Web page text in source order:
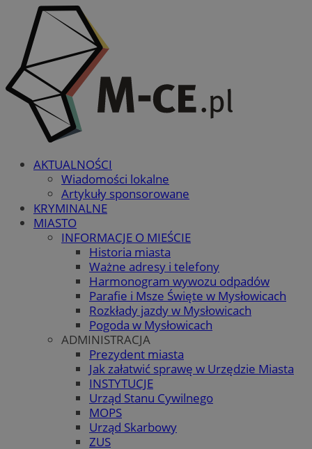
AKTUALNOŚCI
Wiadomości lokalne
Artykuły sponsorowane
KRYMINALNE
MIASTO
INFORMACJE O MIEŚCIE
Historia miasta
Ważne adresy i telefony
Harmonogram wywozu odpadów
Parafie i Msze Święte w Mysłowicach
Rozkłady jazdy w Mysłowicach
Pogoda w Mysłowicach
ADMINISTRACJA
Prezydent miasta
Jak załatwić sprawę w Urzędzie Miasta
INSTYTUCJE
Urząd Stanu Cywilnego
MOPS
Urząd Skarbowy
ZUS